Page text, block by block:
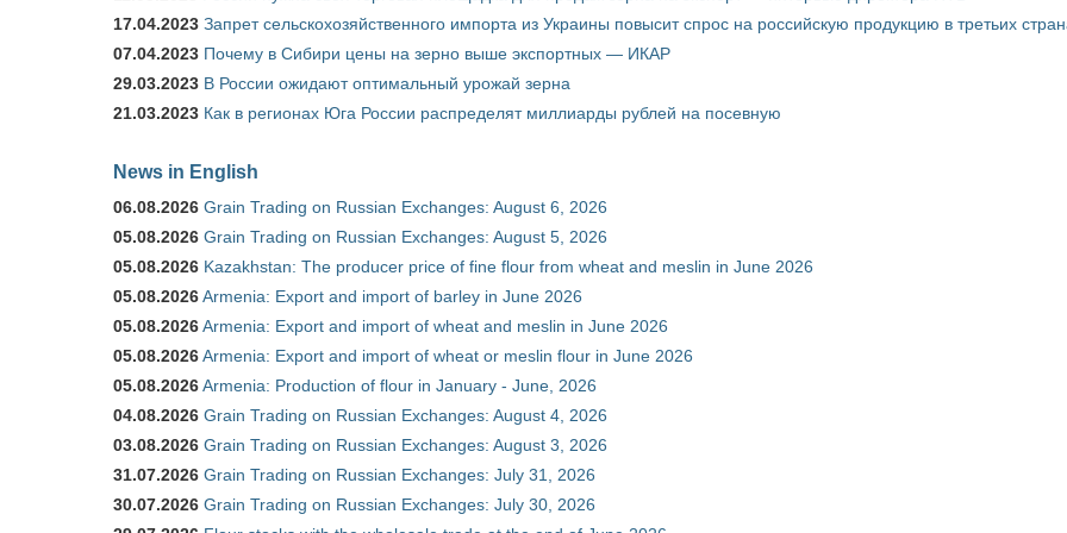
17.04.2023 Запрет сельскохозяйственного импорта из Украины повысит спрос на российскую продукцию в третьих
07.04.2023 Почему в Сибири цены на зерно выше экспортных — ИКАР
29.03.2023 В России ожидают оптимальный урожай зерна
21.03.2023 Как в регионах Юга России распределят миллиарды рублей на посевную
News in English
06.08.2026 Grain Trading on Russian Exchanges: August 6, 2026
05.08.2026 Grain Trading on Russian Exchanges: August 5, 2026
05.08.2026 Kazakhstan: The producer price of fine flour from wheat and meslin in June 2026
05.08.2026Armenia: Export and import of barley in June 2026
05.08.2026Armenia: Export and import of wheat and meslin in June 2026
05.08.2026Armenia: Export and import of wheat or meslin flour in June 2026
05.08.2026Armenia: Production of flour in January - June, 2026
04.08.2026 Grain Trading on Russian Exchanges: August 4, 2026
03.08.2026 Grain Trading on Russian Exchanges: August 3, 2026
31.07.2026 Grain Trading on Russian Exchanges: July 31, 2026
30.07.2026 Grain Trading on Russian Exchanges: July 30, 2026